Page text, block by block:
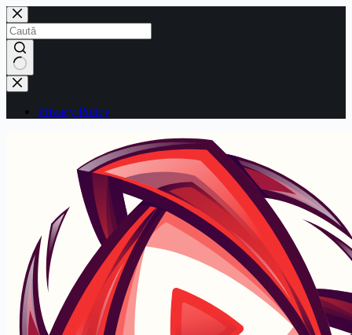
Sari
la
conținut
Niciun
rezultat
Privacy Policy